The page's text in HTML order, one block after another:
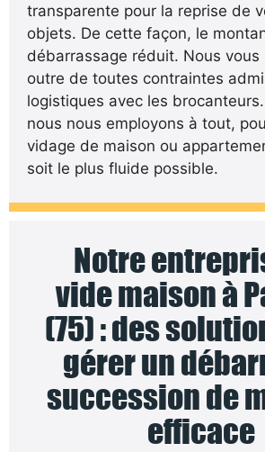
transparente pour la reprise de
objets. De cette façon, le
débarrassage réduit. Nous vous
outre de toutes contraintes
logistiques avec les
nous nous employons à tout,
vidage de maison ou
soit le plus fluide possible.
Notre
vide maison à
(75) : des
gérer un
succession de
efficace